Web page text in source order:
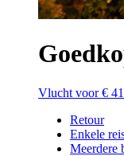
Vlucht voor €
Retour
Enkele
Meerdere